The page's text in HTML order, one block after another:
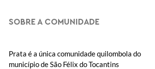
SOBRE A COMUNIDADE
Prata é a única comunidade quilombola do
município de São Félix do Tocantins